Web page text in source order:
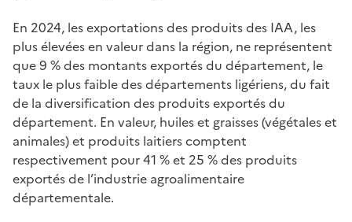
En 2024, les exportations des produits des IAA, les
plus élevées en valeur dans la région, ne représentent
que 9 % des montants exportés du département, le
taux le plus faible des départements ligériens, du fait
de la diversification des produits exportés du
département. En valeur, huiles et graisses (végétales et
animales) et produits laitiers comptent
respectivement pour 41 % et 25 % des produits
exportés de l’industrie agroalimentaire
départementale.